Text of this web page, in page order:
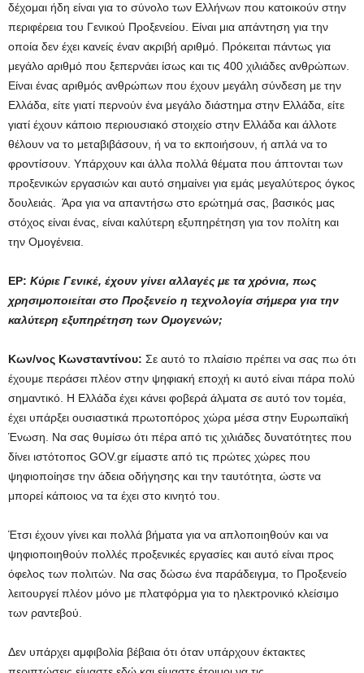
δέχομαι ήδη είναι για το σύνολο των Ελλήνων που κατοικούν στην
περιφέρεια του Γενικού Προξενείου. Είναι μια απάντηση για την
οποία δεν έχει κανείς έναν ακριβή αριθμό. Πρόκειται πάντως για
μεγάλο αριθμό που ξεπερνάει ίσως και τις 400 χιλιάδες ανθρώπων.
Είναι ένας αριθμός ανθρώπων που έχουν μεγάλη σύνδεση με την
Ελλάδα, είτε γιατί περνούν ένα μεγάλο διάστημα στην Ελλάδα, είτε
γιατί έχουν κάποιο περιουσιακό στοιχείο στην Ελλάδα και άλλοτε
θέλουν να το μεταβιβάσουν, ή να το εκποιήσουν, ή απλά να το
φροντίσουν. Υπάρχουν και άλλα πολλά θέματα που άπτονται των
προξενικών εργασιών και αυτό σημαίνει για εμάς μεγαλύτερος όγκος
δουλειάς. Άρα για να απαντήσω στο ερώτημά σας, βασικός μας
στόχος είναι ένας, είναι καλύτερη εξυπηρέτηση για τον πολίτη και
την Ομογένεια.
ΕΡ: Κύριε Γενικέ, έχουν γίνει αλλαγές με τα χρόνια, πως
χρησιμοποιείται στο Προξενείο η τεχνολογία σήμερα για την
καλύτερη εξυπηρέτηση των Ομογενών;
Κων/νος Κωνσταντίνου: Σε αυτό το πλαίσιο πρέπει να σας πω ότι
έχουμε περάσει πλέον στην ψηφιακή εποχή κι αυτό είναι πάρα πολύ
σημαντικό. Η Ελλάδα έχει κάνει φοβερά άλματα σε αυτό τον τομέα,
έχει υπάρξει ουσιαστικά πρωτοπόρος χώρα μέσα στην Ευρωπαϊκή
Ένωση. Να σας θυμίσω ότι πέρα από τις χιλιάδες δυνατότητες που
δίνει ιστότοπος GOV.gr είμαστε από τις πρώτες χώρες που
ψηφιοποίησε την άδεια οδήγησης και την ταυτότητα, ώστε να
μπορεί κάποιος να τα έχει στο κινητό του.
Έτσι έχουν γίνει και πολλά βήματα για να απλοποιηθούν και να
ψηφιοποιηθούν πολλές προξενικές εργασίες και αυτό είναι προς
όφελος των πολιτών. Να σας δώσω ένα παράδειγμα, το Προξενείο
λειτουργεί πλέον μόνο με πλατφόρμα για το ηλεκτρονικό κλείσιμο
των ραντεβού.
Δεν υπάρχει αμφιβολία βέβαια ότι όταν υπάρχουν έκτακτες